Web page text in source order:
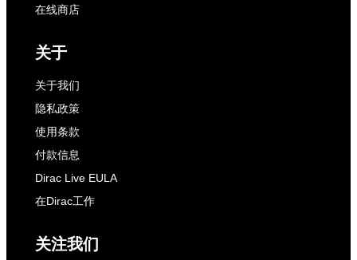
在线商店
关于
关于我们
隐私政策
使用条款
付款信息
Dirac Live EULA
在Dirac工作
关注我们